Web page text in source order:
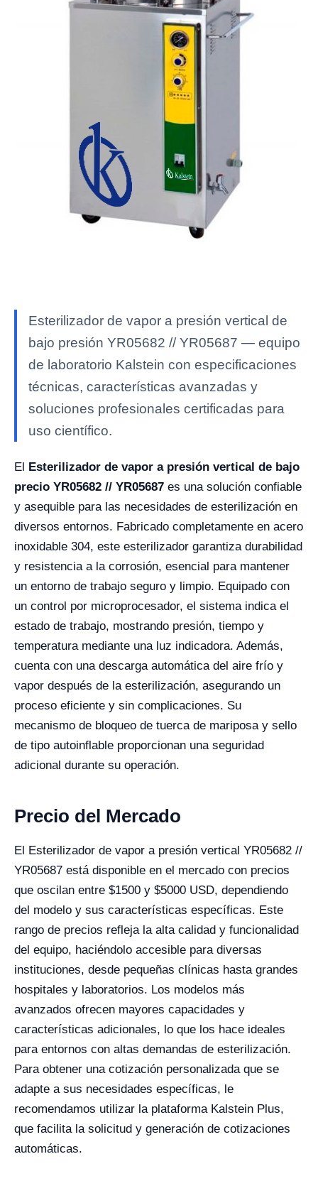
Esterilizador de vapor a presión vertical de
bajo presión YR05682 // YR05687 — equipo
de laboratorio Kalstein con especificaciones
técnicas, características avanzadas y
soluciones profesionales certificadas para
uso científico.
El Esterilizador de vapor a presión vertical de bajo
precio YR05682 // YR05687 es una solución confiable
y asequible para las necesidades de esterilización en
diversos entornos. Fabricado completamente en acero
inoxidable 304, este esterilizador garantiza durabilidad
y resistencia a la corrosión, esencial para mantener
un entorno de trabajo seguro y limpio. Equipado con
un control por microprocesador, el sistema indica el
estado de trabajo, mostrando presión, tiempo y
temperatura mediante una luz indicadora. Además,
cuenta con una descarga automática del aire frío y
vapor después de la esterilización, asegurando un
proceso eficiente y sin complicaciones. Su
mecanismo de bloqueo de tuerca de mariposa y sello
de tipo autoinflable proporcionan una seguridad
adicional durante su operación.
Precio del Mercado
El Esterilizador de vapor a presión vertical YR05682 //
YR05687 está disponible en el mercado con precios
que oscilan entre $1500 y $5000 USD, dependiendo
del modelo y sus características específicas. Este
rango de precios refleja la alta calidad y funcionalidad
del equipo, haciéndolo accesible para diversas
instituciones, desde pequeñas clínicas hasta grandes
hospitales y laboratorios. Los modelos más
avanzados ofrecen mayores capacidades y
características adicionales, lo que los hace ideales
para entornos con altas demandas de esterilización.
Para obtener una cotización personalizada que se
adapte a sus necesidades específicas, le
recomendamos utilizar la plataforma Kalstein Plus,
que facilita la solicitud y generación de cotizaciones
automáticas.